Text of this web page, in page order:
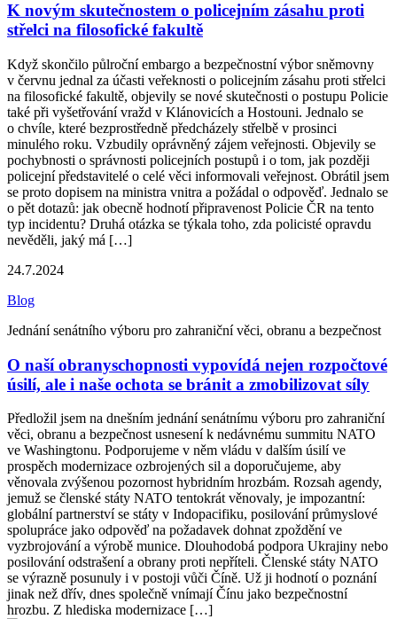
K novým skutečnostem o policejním zásahu proti
střelci na filosofické fakultě
Když skončilo půlroční embargo a bezpečnostní výbor sněmovny
v červnu jednal za účasti veřeknosti o policejním zásahu proti střelci
na filosofické fakultě, objevily se nové skutečnosti o postupu Policie
také při vyšetřování vražd v Klánovicích a Hostouni. Jednalo se
o chvíle, které bezprostředně předcházely střelbě v prosinci
minulého roku. Vzbudily oprávněný zájem veřejnosti. Objevily se
pochybnosti o správnosti policejních postupů i o tom, jak později
policejní představitelé o celé věci informovali veřejnost. Obrátil jsem
se proto dopisem na ministra vnitra a požádal o odpověď. Jednalo se
o pět dotazů: jak obecně hodnotí připravenost Policie ČR na tento
typ incidentu? Druhá otázka se týkala toho, zda policisté opravdu
nevěděli, jaký má […]
24.7.2024
Blog
Jednání senátního výboru pro zahraniční věci, obranu a bezpečnost
O naší obranyschopnosti vypovídá nejen rozpočtové
úsilí, ale i naše ochota se bránit a zmobilizovat síly
Předložil jsem na dnešním jednání senátnímu výboru pro zahraniční
věci, obranu a bezpečnost usnesení k nedávnému summitu NATO
ve Washingtonu. Podporujeme v něm vládu v dalším úsilí ve
prospěch modernizace ozbrojených sil a doporučujeme, aby
věnovala zvýšenou pozornost hybridním hrozbám. Rozsah agendy,
jemuž se členské státy NATO tentokrát věnovaly, je impozantní:
globální partnerství se státy v Indopacifiku, posilování průmyslové
spolupráce jako odpověď na požadavek dohnat zpoždění ve
vyzbrojování a výrobě munice. Dlouhodobá podpora Ukrajiny nebo
posilování odstrašení a obrany proti nepříteli. Členské státy NATO
se výrazně posunuly i v postoji vůči Číně. Už ji hodnotí o poznání
jinak než dřív, dnes společně vnímají Čínu jako bezpečnostní
hrozbu. Z hlediska modernizace […]